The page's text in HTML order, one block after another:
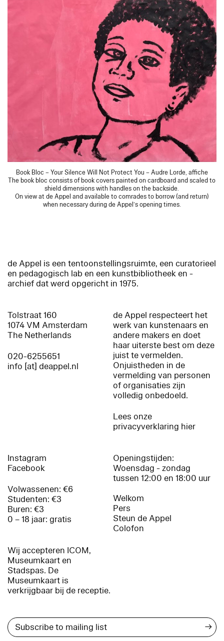
Book Bloc – Your Silence Will Not Protect You – Audre Lorde, affiche
The book bloc consists of book covers painted on cardboard and scaled to
shield dimensions with handles on the backside.
On view at de Appel and available to comrades to borrow (and return)
when necessary during de Appel’s opening times.
de Appel is een tentoonstellingsruimte, een curatorieel
en pedagogisch lab en een kunstbibliotheek en -
archief dat werd opgericht in 1975.
Tolstraat 160
1074 VM Amsterdam
The Netherlands
020-6255651
info [at] deappel.nl
de Appel respecteert het
werk van kunstenaars en
andere makers en doet
haar uiterste best om deze
juist te vermelden.
Onjuistheden in de
vermelding van personen
of organisaties zijn
volledig onbedoeld.
Lees onze
privacyverklaring hier
Instagram
Facebook
Volwassenen: €6
Studenten: €3
Buren: €3
0 – 18 jaar: gratis
Wij accepteren ICOM,
Museumkaart en
Stadspas. De
Museumkaart is
verkrijgbaar bij de receptie.
Openingstijden:
Woensdag - zondag
tussen 12:00 en 18:00 uur
Welkom
Pers
Steun de Appel
Colofon
→